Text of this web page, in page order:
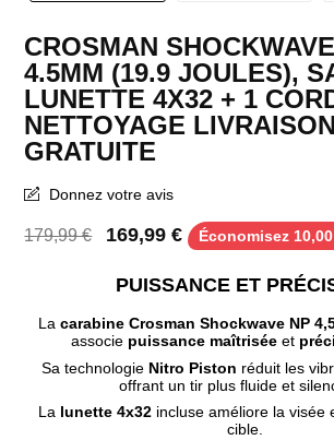
CROSMAN
4.5MM (19.9 JOULES),
LUNETTE 4X32 + 1
NETTOYAGE LIVRAISON
GRATUITE
Donnez votre avis
179,99 € 169,99 € Économisez
PUISSANCE ET
La carabine Crosman Shockwave NP
associe puissance maîtriséeet
Sa technologie Nitro Piston réduit les
offrant un tir plus fluide et
La lunette 4x32incluse améliore la visée
cible.